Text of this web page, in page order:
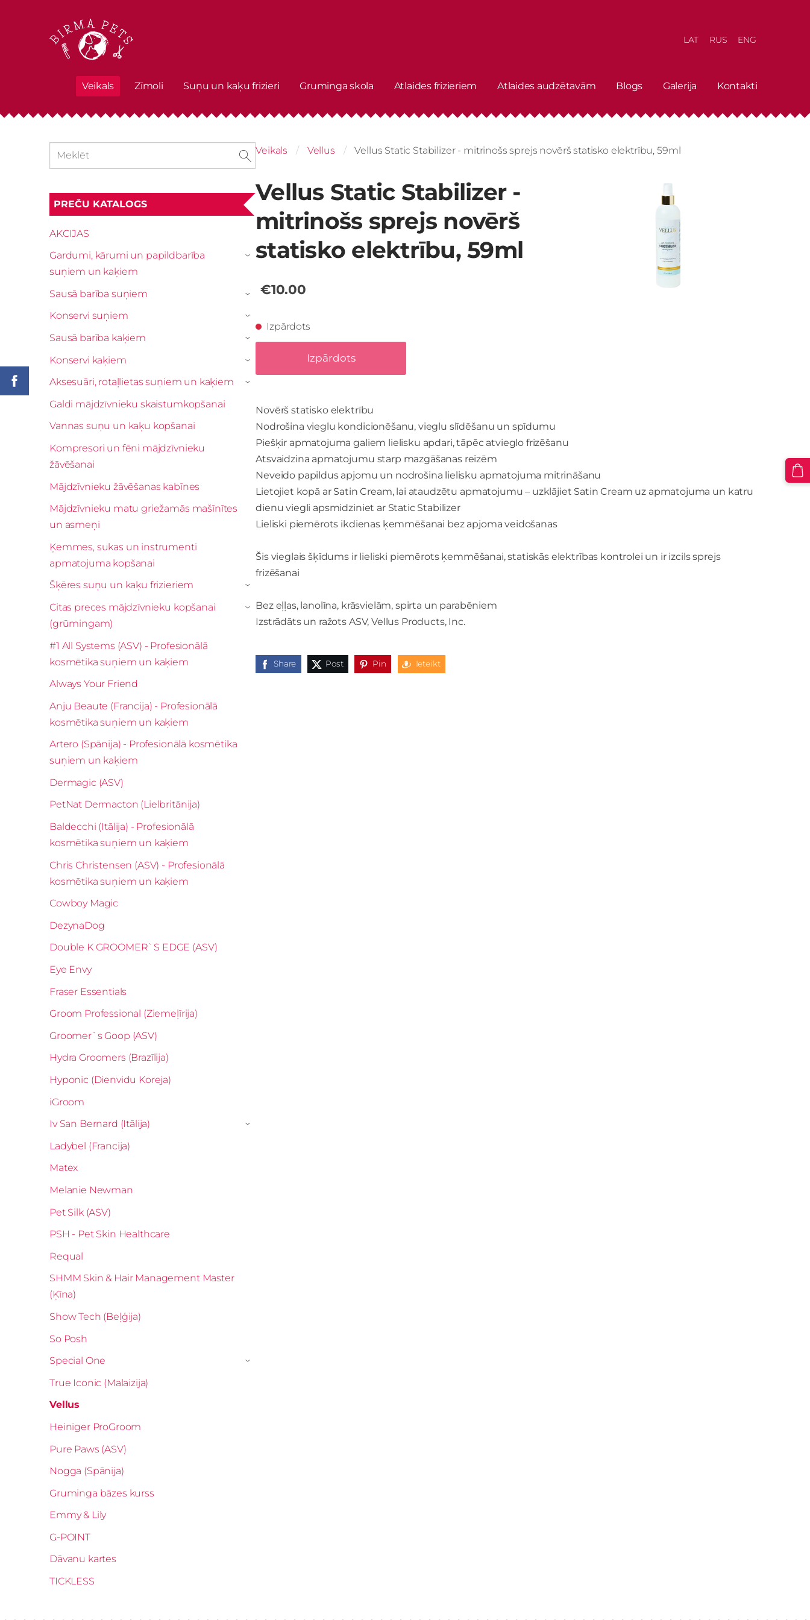
Veikals Zīmoli Suņu un kaķu frizieri Gruminga skola Atlaides frizieriem Atlaides audzētavām Blogs Galerija Kontakti
LAT RUS ENG
PREČU KATALOGS
AKCIJAS
Gardumi, kārumi un papildbarība
suņiem un kaķiem
›
Sausā barība suņiem ›
Konservi suņiem ›
Sausā barība kaķiem ›
Konservi kaķiem ›
Aksesuāri, rotaļlietas suņiem un kaķiem ›
Galdi mājdzīvnieku skaistumkopšanai
Vannas suņu un kaķu kopšanai
Kompresori un fēni mājdzīvnieku
žāvēšanai
Mājdzīvnieku žāvēšanas kabīnes
Mājdzīvnieku matu griežamās mašīnītes
un asmeņi
Ķemmes, sukas un instrumenti
apmatojuma kopšanai
Šķēres suņu un kaķu frizieriem
›
Citas preces mājdzīvnieku kopšanai
(grūmingam)
›
#1 All Systems (ASV) - Profesionālā
kosmētika suņiem un kaķiem
Always Your Friend
Anju Beaute (Francija) - Profesionālā
kosmētika suņiem un kaķiem
Artero (Spānija) - Profesionālā kosmētika
suņiem un kaķiem
Dermagic (ASV)
PetNat Dermacton (Lielbritānija)
Baldecchi (Itālija) - Profesionālā
kosmētika suņiem un kaķiem
Chris Christensen (ASV) - Profesionālā
kosmētika suņiem un kaķiem
Cowboy Magic
DezynaDog
Double K GROOMER`S EDGE (ASV)
Eye Envy
Fraser Essentials
Groom Professional (Ziemeļīrija)
Groomer`s Goop (ASV)
Hydra Groomers (Brazīlija)
Hyponic (Dienvidu Koreja)
iGroom
Iv San Bernard (Itālija)
›
Ladybel (Francija)
Matex
Melanie Newman
Pet Silk (ASV)
PSH - Pet Skin Healthcare
Requal
SHMM Skin & Hair Management Master
(Ķīna)
Show Tech (Beļģija)
So Posh
Special One
›
True Iconic (Malaizija)
Vellus
Heiniger ProGroom
Pure Paws (ASV)
Nogga (Spānija)
Gruminga bāzes kurss
Emmy & Lily
G-POINT
Dāvanu kartes
TICKLESS
Veikals Vellus Vellus Static Stabilizer - mitrinošs sprejs novērš statisko elektrību, 59ml
Vellus Static Stabilizer -
mitrinošs sprejs novērš
statisko elektrību, 59ml
€10.00
Izpārdots
Izpārdots
Novērš statisko elektrību
Nodrošina vieglu kondicionēšanu, vieglu slīdēšanu un spīdumu
Piešķir apmatojuma galiem lielisku apdari, tāpēc atvieglo frizēšanu
Atsvaidzina apmatojumu starp mazgāšanas reizēm
Neveido papildus apjomu un nodrošina lielisku apmatojuma mitrināšanu
Lietojiet kopā ar Satin Cream, lai ataudzētu apmatojumu – uzklājiet Satin Cream uz apmatojuma un katru
dienu viegli apsmidziniet ar Static Stabilizer
Lieliski piemērots ikdienas ķemmēšanai bez apjoma veidošanas
Šis vieglais šķīdums ir lieliski piemērots ķemmēšanai, statiskās elektrības kontrolei un ir izcils sprejs
frizēšanai
Bez eļļas, lanolīna, krāsvielām, spirta un parabēniem
Izstrādāts un ražots ASV, Vellus Products, Inc.
Share Post Pin Ieteikt